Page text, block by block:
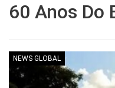
60 Anos Do
NEWS GLOBAL